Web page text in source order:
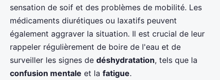
sensation de soif et des problèmes de mobilité. Les
médicaments diurétiques ou laxatifs peuvent
également aggraver la situation. Il est crucial de leur
rappeler régulièrement de boire de l'eau et de
surveiller les signes de déshydratation, tels que la
confusion mentale et la fatigue.